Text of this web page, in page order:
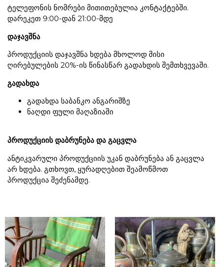
ტელეფონის ნომრები მითითებულია კონტაქტებში.
დარეკეთ 9:00-დან 21:00-მდე
დაჯავშნა
პროდუქციის დაჯავშნა ხდება მხოლოდ მისი
ღირებულების 20%-ის წინასწარ გადახდის შემთხვევაში.
გადახდა
გადახდა საბანკო ანგარიშზე
ნაღდი ფული მაღაზიაში
პროდუქციის დაბრუნება და გაცვლა
ანტიკვარული პროდუქციის უკან დაბრუნება ან გაცვლა
არ ხდება. გთხოვთ, ყურადღებით შეამოწმოთ
პროდუქცია შეძენამდე.